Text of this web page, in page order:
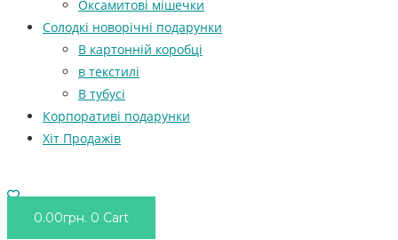
Оксамитові мішечки
Солодкі новорічні подарунки
В картонній коробці
в текстилі
В тубусі
Корпоративі подарунки
Хіт Продажів
0.00грн. 0 Cart